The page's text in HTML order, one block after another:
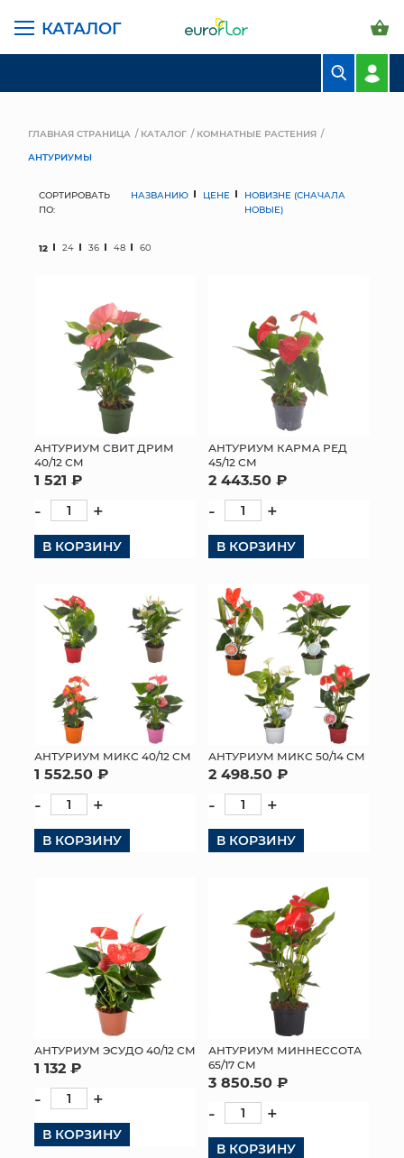
КАТАЛОГ
СВАДЕБНАЯ ФЛОРИСТИКА
ГРУНТЫ И УДОБРЕНИЯ
ПРЕДМЕТЫ ИНТЕРЬЕРА
КОРЗИНЫ
ЯЩИКИ
СУНДУКИ
ИСКУССТВЕННЫЕ ЦВЕТЫ
ПАКЕТЫ И СУМКИ
ПОДАРОЧНЫЕ КАРТЫ
ТОРГОВЫЙ ЦЕНТР
ОПТОВЫМ КЛИЕНТАМ
ДОСТАВКА И ОПЛАТА
КОНТАКТЫ
ГЛАВНАЯ СТРАНИЦА КАТАЛОГ
КОМНАТНЫЕ РАСТЕНИЯ
АНТУРИУМЫ
СОРТИРОВАТЬ
ПО:
НАЗВАНИЮ ЦЕНЕ
НОВИЗНЕ (СНАЧАЛА
НОВЫЕ)
12 24 36 48 60
АНТУРИУМ СВИТ ДРИМ
40/12 СМ
1 521 ₽
- +
В КОРЗИНУ
АНТУРИУМ КАРМА РЕД
45/12 СМ
2 443.50 ₽
- +
В КОРЗИНУ
АНТУРИУМ МИКС 40/12 СМ
1 552.50 ₽
- +
В КОРЗИНУ
АНТУРИУМ МИКС 50/14 СМ
2 498.50 ₽
- +
В КОРЗИНУ
АНТУРИУМ ЭСУДО 40/12 СМ
1 132 ₽
- +
В КОРЗИНУ
АНТУРИУМ МИННЕССОТА
65/17 СМ
3 850.50 ₽
- +
В КОРЗИНУ